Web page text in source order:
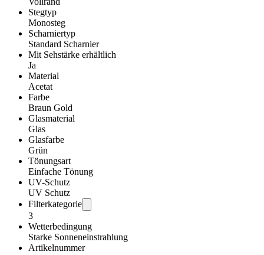
Stegtyp
Monosteg
Scharniertyp
Standard Scharnier
Mit Sehstärke erhältlich
Ja
Material
Acetat
Farbe
Braun Gold
Glasmaterial
Glas
Glasfarbe
Grün
Tönungsart
Einfache Tönung
UV-Schutz
UV Schutz
Filterkategorie
3
Wetterbedingung
Starke Sonneneinstrahlung
Artikelnummer